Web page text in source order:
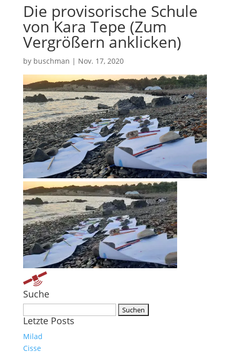
Die provisorische Schule
von Kara Tepe (Zum
Vergrößern anklicken)
by buschman | Nov. 17, 2020
Suche
Letzte Posts
Milad
Cisse